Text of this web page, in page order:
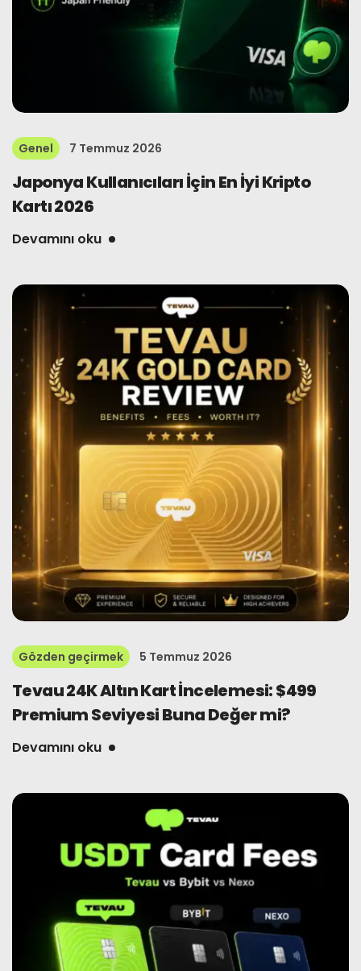
Genel 7 Temmuz 2026
Japonya Kullanıcıları İçin En İyi Kripto
Kartı 2026
Devamını oku
Gözden geçirmek 5 Temmuz 2026
Tevau 24K Altın Kart İncelemesi: $499
Premium Seviyesi Buna Değer mi?
Devamını oku